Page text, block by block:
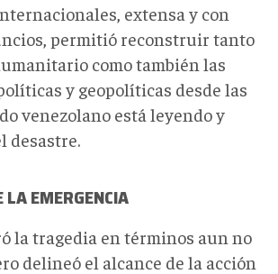
extensa y con
permitió reconstruir tanto
como también las
y geopolíticas desde las
venezolano está leyendo y
desastre.
LA EMERGENCIA
la tragedia en términos aun no
delineó el alcance de la acción